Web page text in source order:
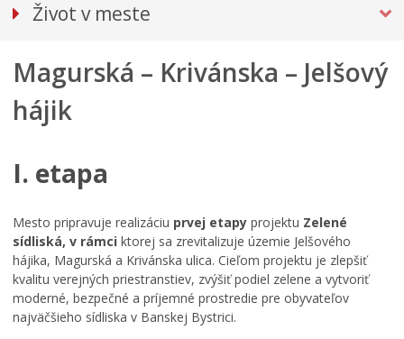
Život v meste
Pešia zóna
O meste
Pohotovostné kontakty
Úrady a inštitúcie
Školstvo
Mladí BB
Šport
Kultúra
Magurská – Krivánska – Jelšový
hájik
I. etapa
Mesto pripravuje realizáciu prvej etapy projektu Zelené
sídliská, v rámci ktorej sa zrevitalizuje územie Jelšového
hájika, Magurská a Krivánska ulica. Cieľom projektu je zlepšiť
kvalitu verejných priestranstiev, zvýšiť podiel zelene a vytvoriť
moderné, bezpečné a príjemné prostredie pre obyvateľov
najväčšieho sídliska v Banskej Bystrici.